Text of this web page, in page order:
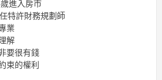
進入房市
特許財務規劃師
業
解
要很有錢
束的權利